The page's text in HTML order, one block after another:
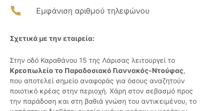
Εμφάνιση αριθμού τηλεφώνου
Σχετικά με την εταιρεία:
Στην οδό Καραθάνου 15 της Λάρισας λειτουργεί το
Κρεοπωλείο το Παραδοσιακό Γιαννακός-Ντούφας,
που αποτελεί σημείο αναφοράς για όσους αναζητούν
ποιοτικό κρέας στην περιοχή. Χάρη στον σεβασμό προς
την παράδοση και στη βαθιά γνώση του αντικειμένου, το